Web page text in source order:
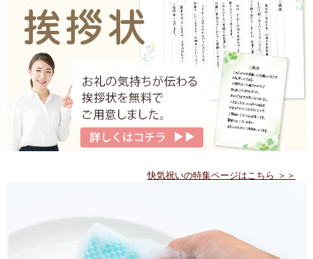
快気祝いの特集ページはこちら ＞＞